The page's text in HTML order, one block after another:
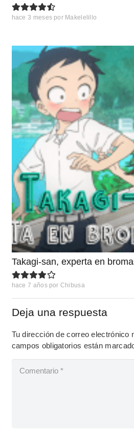
hace 3 meses por Makelelillo
Takagi-san, experta en
hace 7 años por Chibusa
Deja una respuesta
Tu dirección de correo electrónico
campos obligatorios están